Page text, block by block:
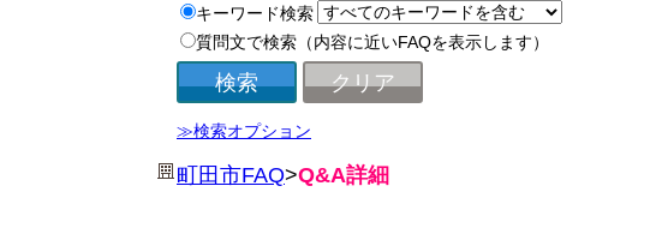
キーワード検索
質問文で検索（内容に近いFAQを表示します）
≫検索オプション
町田市FAQ>Q&A詳細